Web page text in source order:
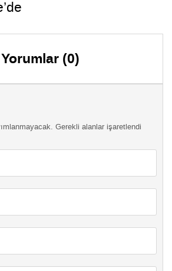
Yorumlar (0)
Gerekli alanlar işaretlendi